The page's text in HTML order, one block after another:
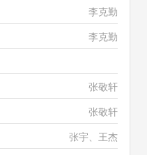
李克勤、谭咏麟
李克勤
李克勤
张智霖、许秋怡
张敬轩
张敬轩
张宇、王杰